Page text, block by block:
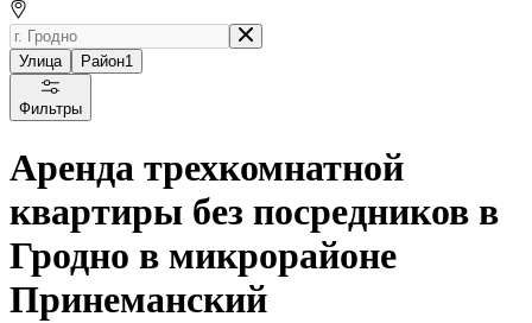
Улица Район1
Фильтры
Аренда трехкомнатной
квартиры без посредников в
Гродно в микрорайоне
Принеманский